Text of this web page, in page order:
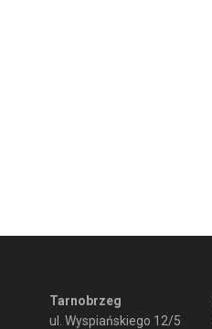
Tarnobrzeg
ul. Wyspiańskiego 12/5